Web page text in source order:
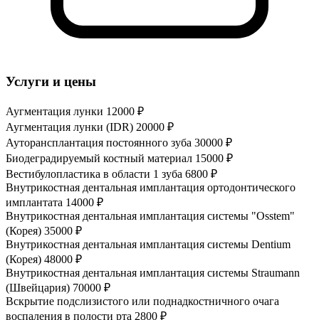
Услуги и цены
Аугментация лунки 12000 ₽
Аугментация лунки (IDR) 20000 ₽
Ауторансплантация постоянного зуба 30000 ₽
Биодеградируемый костный материал 15000 ₽
Вестибулопластика в области 1 зуба 6800 ₽
Внутрикостная дентальная имплантация ортодонтического
имплантата 14000 ₽
Внутрикостная дентальная имплантация системы "Osstem"
(Корея) 35000 ₽
Внутрикостная дентальная имплантация системы Dentium
(Корея) 48000 ₽
Внутрикостная дентальная имплантация системы Straumann
(Швейцария) 70000 ₽
Вскрытие подслизистого или поднадкостничного очага
воспаления в полости рта 2800 ₽